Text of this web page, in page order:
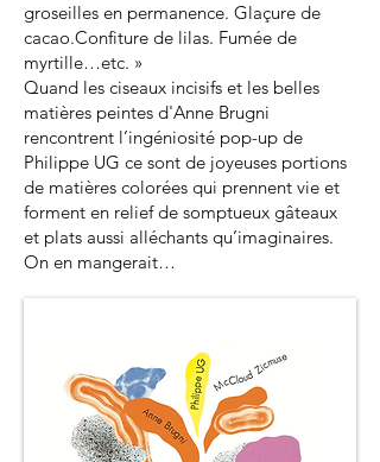
groseilles en permanence. Glaçure de
cacao.Confiture de lilas. Fumée de
myrtille…etc. »
Quand les ciseaux incisifs et les belles
matières peintes d'Anne Brugni
rencontrent l’ingéniosité pop-up de
Philippe UG ce sont de joyeuses portions
de matières colorées qui prennent vie et
forment en relief de somptueux gâteaux
et plats aussi alléchants qu’imaginaires.
On en mangerait…